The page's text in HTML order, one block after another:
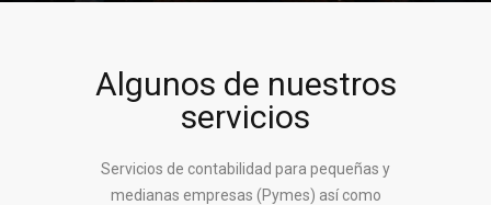
Algunos de nuestros
servicios
Servicios de contabilidad para pequeñas y
medianas empresas (Pymes) así como